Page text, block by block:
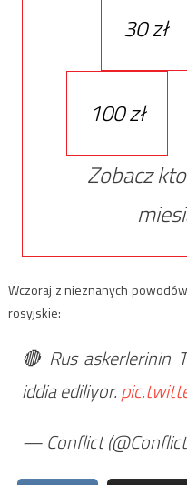
30 zł
100 zł
Zobacz
Wczoraj z nieznanych
rosyjskie:
🔴 Rus askerlerinin
iddia ediliyor.
— Conflict